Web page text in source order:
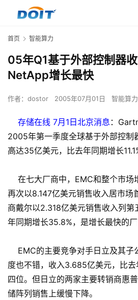
首页 智能算力
05年Q1基于外部控制器收
NetApp增长最快
作者： dostor 2005年07月01日 智能算力
存储在线 7月1日北京消息 ：
2005年第一季度全球基于外部控制
高达35亿美元，比去年同期增长
在七大厂商中，EMC和整个市场
再次以8.147亿美元销售收入居市场
商戴尔以2.318亿美元销售收入列
年同期增长35.8%，是增长最快的厂
EMC的主要竞争对手日立及其子
度也不错，收入3.685亿美元，比
四位。但日立的两家主要转销商惠
储阵列销售上缓慢下降。